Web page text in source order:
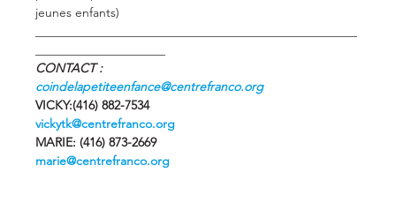
jeunes enfants)
CONTACT :
coindelapetiteenfance@centrefranco.org
VICKY:(416) 882-7534
vickytk@centrefranco.org
MARIE: (416) 873-2669
marie@centrefranco.org